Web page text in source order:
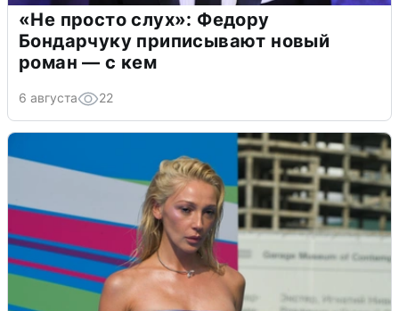
«Не просто слух»: Федору
Бондарчуку приписывают новый
роман — с кем
6 августа 22